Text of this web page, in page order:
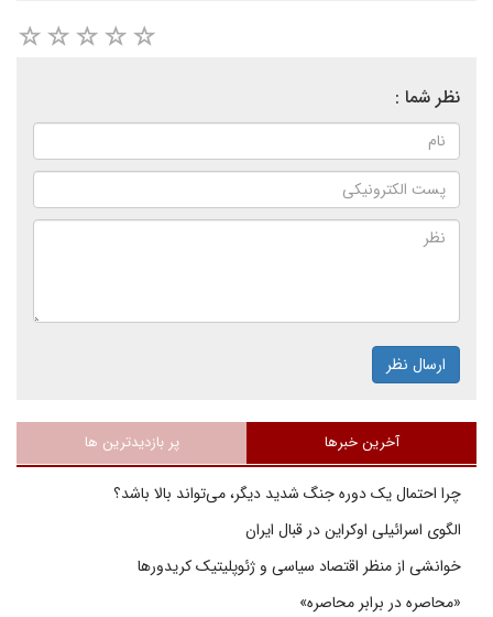
نظر شما :
ارسال نظر
آخرین خبرها پر بازدیدترین ها
چرا احتمال یک دوره جنگ شدید دیگر، می‌تواند بالا باشد؟
الگوی اسرائیلی اوکراین در قبال ایران
خوانشی از منظر اقتصاد سیاسی و ژئوپلیتیک کریدورها
«محاصره در برابر محاصره»